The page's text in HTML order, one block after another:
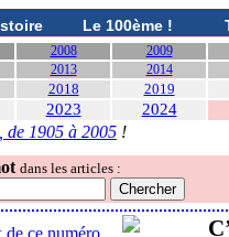
Le 100ème !
2008 2009
2013 2014
2018 2019
2023 2024
de 1905 à 2005 !
dans les articles :